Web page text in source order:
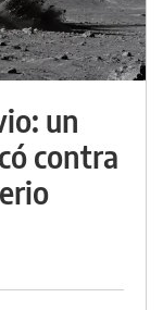
un
contra